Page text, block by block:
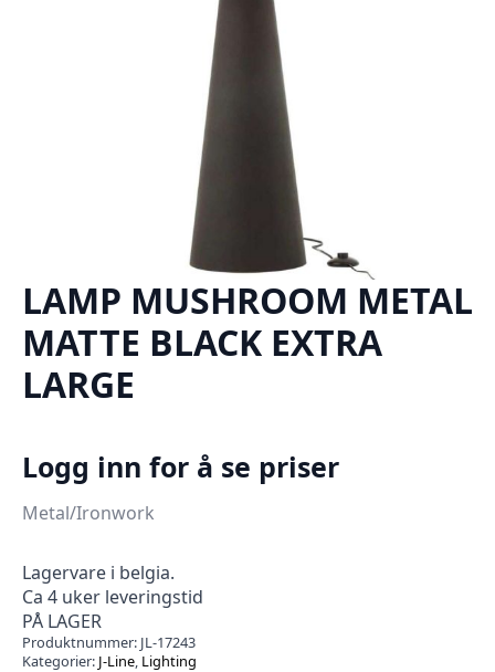
LAMP MUSHROOM METAL
MATTE BLACK EXTRA
LARGE
Logg inn for å se priser
Metal/Ironwork
Lagervare i belgia.
Ca 4 uker leveringstid
PÅ LAGER
Produktnummer: JL-17243
Kategorier: J-Line, Lighting